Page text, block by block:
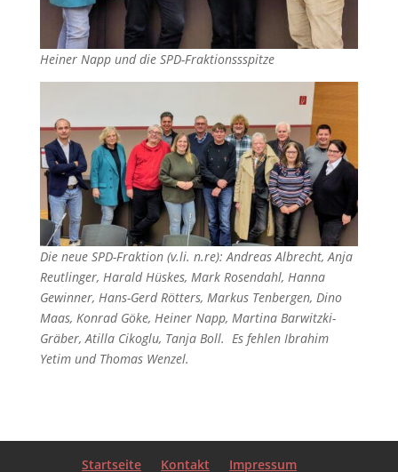
Heiner Napp und die SPD-Fraktionssspitze
Die neue SPD-Fraktion (v.li. n.re): Andreas Albrecht, Anja
Reutlinger, Harald Hüskes, Mark Rosendahl, Hanna
Gewinner, Hans-Gerd Rötters, Markus Tenbergen, Dino
Maas, Konrad Göke, Heiner Napp, Martina Barwitzki-
Gräber, Atilla Cikoglu, Tanja Boll. Es fehlen Ibrahim
Yetim und Thomas Wenzel.
Startseite Kontakt Impressum